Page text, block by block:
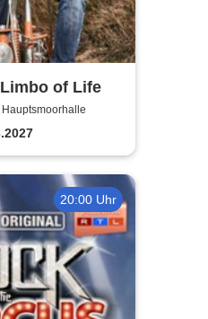
of Life
20:00 Uhr